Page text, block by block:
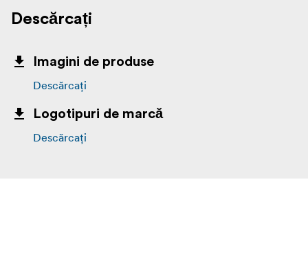
Descărcați
Imagini de produse
Descărcați
Logotipuri de marcă
Descărcați